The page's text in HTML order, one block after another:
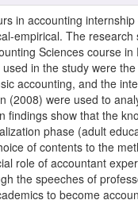
in accounting
empirical. The
Sciences course
in the study were
accounting, and the
(2008) were used to
findings show that the
phase (adult
of contents to the
role of accountant
the speeches of
to become